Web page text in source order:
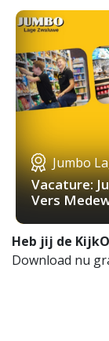
Jumbo
Vacature:
Vers
Heb jij de
Download nu